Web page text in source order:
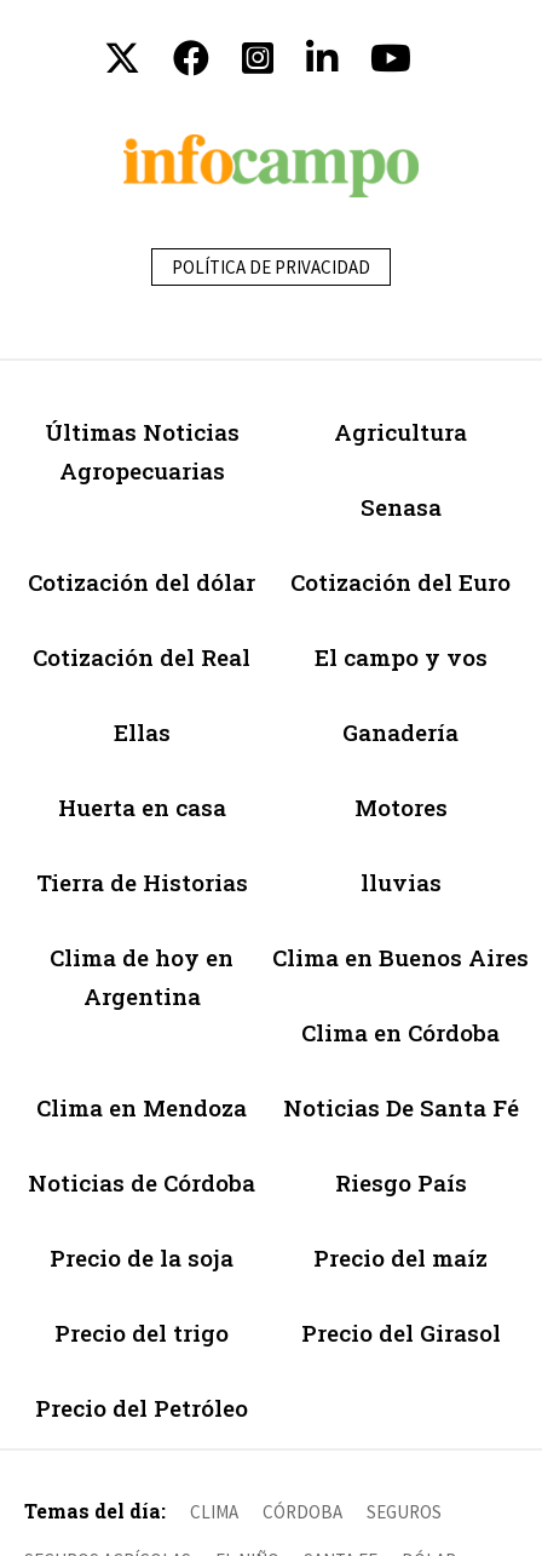
POLÍTICA DE PRIVACIDAD
Últimas Noticias
Agropecuarias
Agricultura
Senasa
Cotización del dólar Cotización del Euro
Cotización del Real El campo y vos
Ellas Ganadería
Huerta en casa Motores
Tierra de Historias lluvias
Clima de hoy en
Argentina
Clima en Buenos Aires
Clima en Córdoba
Clima en Mendoza Noticias De Santa Fé
Noticias de Córdoba Riesgo País
Precio de la soja Precio del maíz
Precio del trigo Precio del Girasol
Precio del Petróleo
Temas del día: CLIMA CÓRDOBA SEGUROS